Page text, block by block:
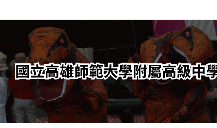
轉
要
內
容